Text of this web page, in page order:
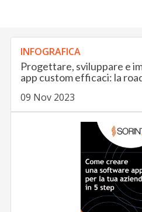
INFOGRAFICA
Progettare, sviluppare e
app custom efficaci: la
09 Nov 2023